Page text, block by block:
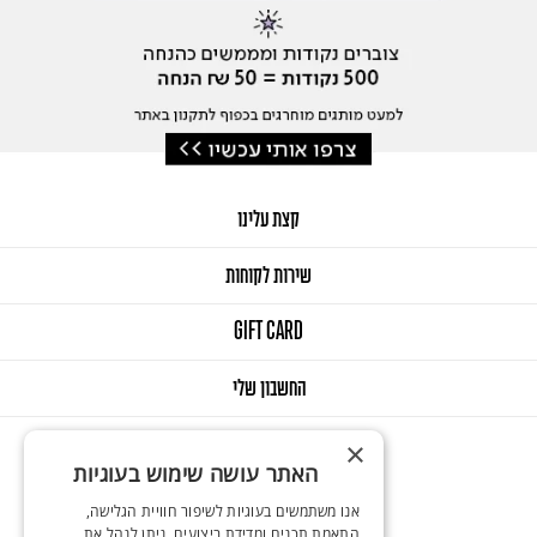
קצת עלינו
שירות לקוחות
GIFT CARD
החשבון שלי
× האתר עושה שימוש בעוגיות
אנו משתמשים בעוגיות לשיפור חוויית הגלישה,